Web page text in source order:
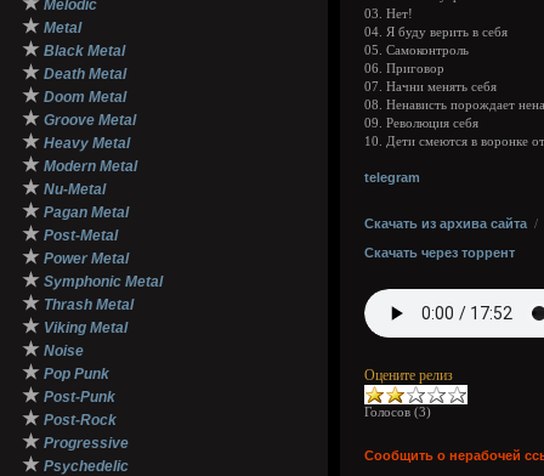
Melodic
★ Metal
★ Black Metal
★ Death Metal
★ Doom Metal
★ Groove Metal
★ Heavy Metal
★ Modern Metal
★ Nu-Metal
★ Pagan Metal
★ Post-Metal
★ Power Metal
★ Symphonic Metal
★ Thrash Metal
★ Viking Metal
★ Noise
★ Pop Punk
★ Post-Punk
★ Post-Rock
★ Progressive
★ Psychedelic
03. Нет!
04. Я буду верить в себя
05. Самоконтроль
06. Приговор
07. Начни менять себя
08. Ненависть порождает
09. Революция себя
10. Дети смеются в воронке
telegram
Скачать из архива сайта /
Скачать через торрент
Оцените релиз
Голосов (3)
Сообщить о нерабочей